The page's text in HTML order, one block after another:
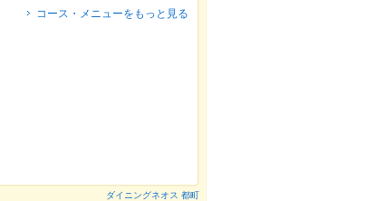
コース・メニューをもっと見る
ダイニングネオス 都町